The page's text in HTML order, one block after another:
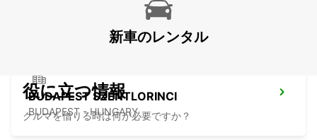
BUDAPEST SZENTLORINCI
BUDAPEST - HUNGARY
新車のレンタル
役に立つ情報
クルマを借りる時は何が必要ですか？